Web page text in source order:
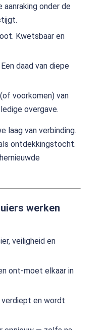
aanraking onder de
Kwetsbaar en
daad van diepe
voorkomen) van
overgave.
laag van verbinding.
ontdekkingstocht.
werken
veiligheid en
ont-moet elkaar in
en wordt